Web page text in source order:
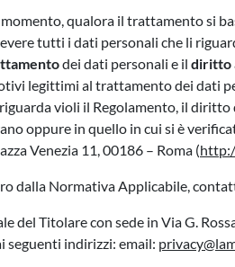
momento, qualora il trattamento si
tutti i dati personali che li
dei dati personali e il diritto
legittimi al trattamento dei dati
violi il Regolamento, il diritto
oppure in quello in cui si è
Venezia 11, 00186 – Roma (
dalla Normativa Applicabile,
del Titolare con sede in Via G.
seguenti indirizzi: email: